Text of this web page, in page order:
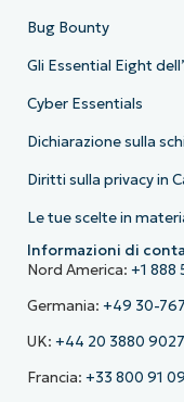
Bug Bounty
Gli Essential Eight
Cyber Essentials
Dichiarazione sulla
Diritti sulla privacy in
Le tue scelte in
Informazioni di
Nord America: +1 888
Germania: +49 30-
UK: +44 20 3880 9027
Francia: +33 800 91